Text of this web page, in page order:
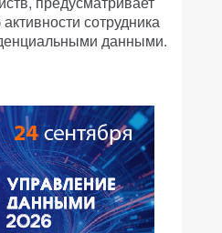
сотрудника
данными.